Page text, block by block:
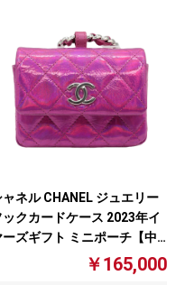
ャネル CHANEL ジュエリー
ックカードケース 2023年イ
ーズギフト ミニポーチ【中
￥165,000